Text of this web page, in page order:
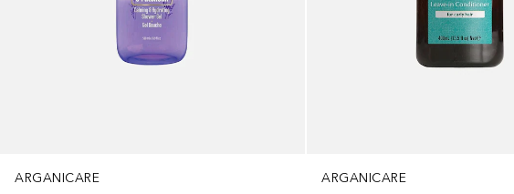
ARGANICARE
ARGANICARE